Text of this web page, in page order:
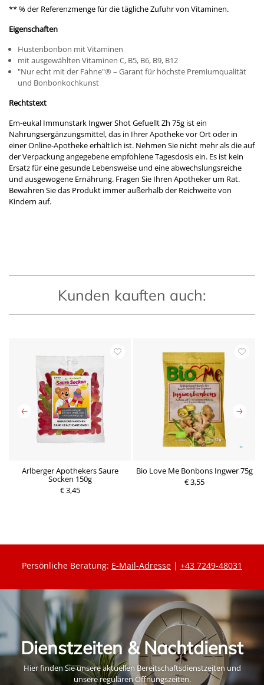
** % der Referenzmenge für die tägliche Zufuhr von Vitaminen.
Eigenschaften
Hustenbonbon mit Vitaminen
mit ausgewählten Vitaminen C, B5, B6, B9, B12
"Nur echt mit der Fahne"®– Garant für höchste Premiumqualität
und Bonbonkochkunst
Rechtstext
Em-eukal Immunstark Ingwer Shot Gefuellt Zh 75g ist ein
Nahrungsergänzungsmittel, das in Ihrer Apotheke vor Ort oder in
einer Online-Apotheke erhältlich ist. Nehmen Sie nicht mehr als die auf
der Verpackung angegebene empfohlene Tagesdosis ein. Es ist kein
Ersatz für eine gesunde Lebensweise und eine abwechslungsreiche
und ausgewogene Ernährung. Fragen Sie Ihren Apotheker um Rat.
Bewahren Sie das Produkt immer außerhalb der Reichweite von
Kindern auf.
Kunden kauften auch:
Arlberger Apothekers Saure
Socken 150g
€ 3,45
Bio Love Me Bonbons Ingwer 75g
€ 3,55
Persönliche Beratung: E-Mail-Adresse | +43 7249-48031
Dienstzeiten & Nachtdienst
Hier finden Sie unsere aktuellen Bereitschaftsdienstzeiten und
unsere regulären Öffnungszeiten.